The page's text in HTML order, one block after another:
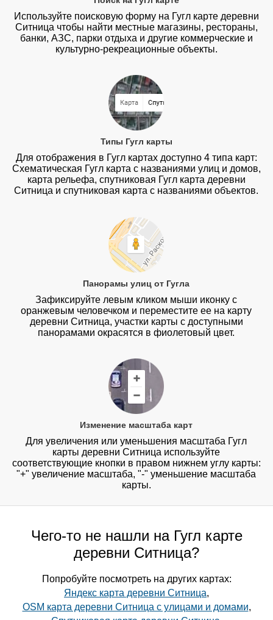
Используйте поисковую форму на Гугл карте деревни
Ситница чтобы найти местные магазины, рестораны,
банки, АЗС, парки отдыха и другие коммерческие и
культурно-рекреационные объекты.
Типы Гугл карты
Для отображения в Гугл картах доступно 4 типа карт:
Схематическая Гугл карта с названиями улиц и домов,
карта рельефа, спутниковая Гугл карта деревни
Ситница и спутниковая карта с названиями объектов.
Панорамы улиц от Гугла
Зафиксируйте левым кликом мыши иконку с
оранжевым человечком и переместите ее на карту
деревни Ситница, участки карты с доступными
панорамами окрасятся в фиолетовый цвет.
Изменение масштаба карт
Для увеличения или уменьшения масштаба Гугл
карты деревни Ситница используйте
соответствующие кнопки в правом нижнем углу карты:
"+" увеличение масштаба, "-" уменьшение масштаба
карты.
Чего-то не нашли на Гугл карте
деревни Ситница?
Попробуйте посмотреть на других картах:
Яндекс карта деревни Ситница,
OSM карта деревни Ситница с улицами и домами,